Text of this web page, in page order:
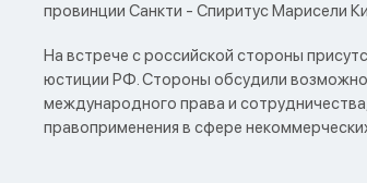
провинции Санкти - Спиритус Марисели
На встрече с российской стороны
юстиции РФ. Стороны обсудили
международного права и
правоприменения в сфере